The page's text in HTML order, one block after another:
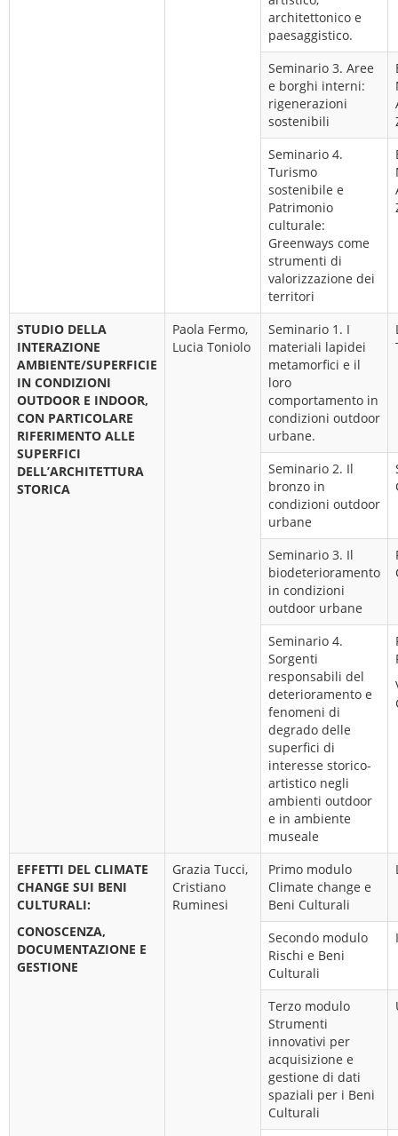
architettonico e
paesaggistico.
Seminario 3. Aree
e borghi interni:
rigenerazioni
sostenibili
Seminario 4.
Turismo
sostenibile e
Patrimonio
culturale:
Greenways come
strumenti di
valorizzazione dei
territori
STUDIO DELLA
INTERAZIONE
AMBIENTE/SUPERFICIE
IN CONDIZIONI
OUTDOOR E INDOOR,
CON PARTICOLARE
RIFERIMENTO ALLE
SUPERFICI
DELL’ARCHITETTURA
STORICA
Paola Fermo,
Lucia Toniolo
Seminario 1. I
materiali lapidei
metamorfici e il
loro
comportamento in
condizioni outdoor
urbane.
Seminario 2. Il
bronzo in
condizioni outdoor
urbane
Seminario 3. Il
biodeterioramento
in condizioni
outdoor urbane
Seminario 4.
Sorgenti
responsabili del
deterioramento e
fenomeni di
degrado delle
superfici di
interesse storico-
artistico negli
ambienti outdoor
e in ambiente
museale
EFFETTI DEL CLIMATE
CHANGE SUI BENI
CULTURALI:
CONOSCENZA,
DOCUMENTAZIONE E
GESTIONE
Grazia Tucci,
Cristiano
Ruminesi
Primo modulo
Climate change e
Beni Culturali
Secondo modulo
Rischi e Beni
Culturali
Terzo modulo
Strumenti
innovativi per
acquisizione e
gestione di dati
spaziali per i Beni
Culturali